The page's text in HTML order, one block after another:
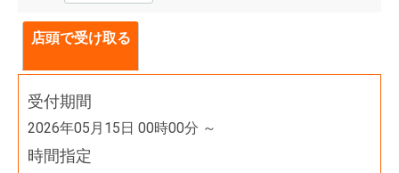
店頭で受け取る
受付期間
2026年05月15日 00時00分 ～
時間指定